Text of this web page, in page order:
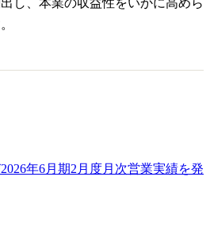
年6月期2月度月次営業実績を発